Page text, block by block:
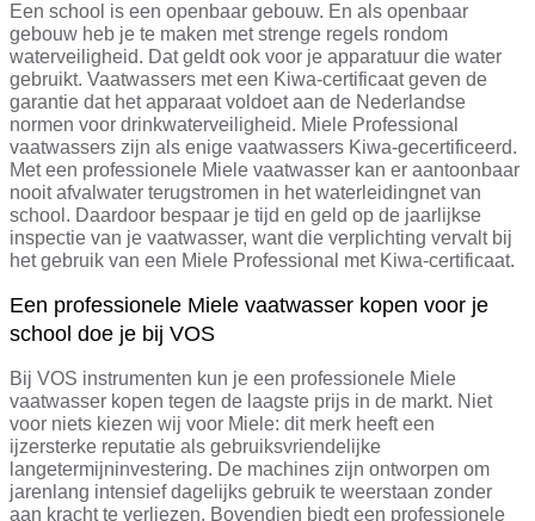
Een school is een openbaar gebouw. En als openbaar
gebouw heb je te maken met strenge regels rondom
waterveiligheid. Dat geldt ook voor je apparatuur die water
gebruikt. Vaatwassers met een Kiwa-certificaat geven de
garantie dat het apparaat voldoet aan de Nederlandse
normen voor drinkwaterveiligheid. Miele Professional
vaatwassers zijn als enige vaatwassers Kiwa-gecertificeerd.
Met een professionele Miele vaatwasser kan er aantoonbaar
nooit afvalwater terugstromen in het waterleidingnet van
school. Daardoor bespaar je tijd en geld op de jaarlijkse
inspectie van je vaatwasser, want die verplichting vervalt bij
het gebruik van een Miele Professional met Kiwa-certificaat.
Een professionele Miele vaatwasser kopen voor je
school doe je bij VOS
Bij VOS instrumenten kun je een professionele Miele
vaatwasser kopen tegen de laagste prijs in de markt. Niet
voor niets kiezen wij voor Miele: dit merk heeft een
ijzersterke reputatie als gebruiksvriendelijke
langetermijninvestering. De machines zijn ontworpen om
jarenlang intensief dagelijks gebruik te weerstaan zonder
aan kracht te verliezen. Bovendien biedt een professionele